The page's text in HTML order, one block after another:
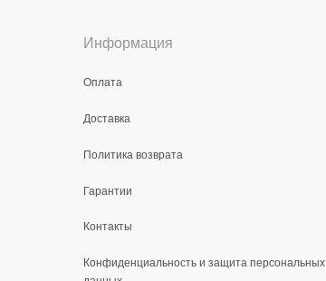
Информация
Оплата
Доставка
Политика возврата
Гарантии
Контакты
Конфиденциальность и защита персональных